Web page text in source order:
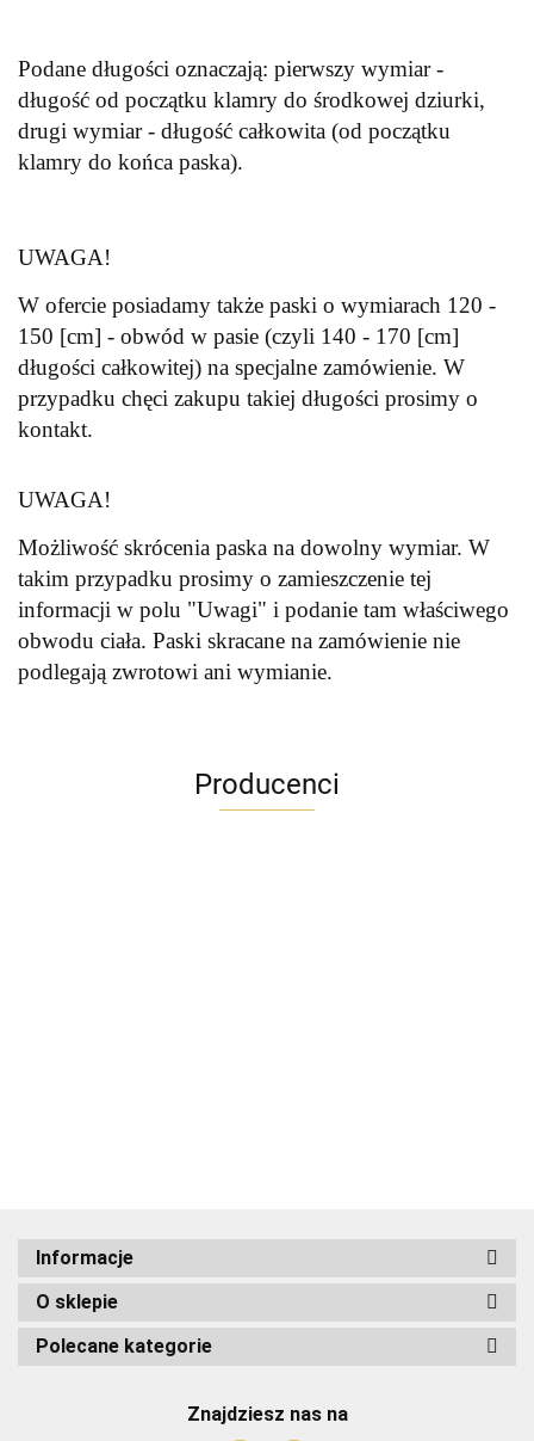
Podane długości oznaczają: pierwszy wymiar -
długość od początku klamry do środkowej dziurki,
drugi wymiar - długość całkowita (od początku
klamry do końca paska).
UWAGA!
W ofercie posiadamy także paski o wymiarach 120 -
150 [cm] - obwód w pasie (czyli 140 - 170 [cm]
długości całkowitej) na specjalne zamówienie. W
przypadku chęci zakupu takiej długości prosimy o
kontakt.
UWAGA!
Możliwość skrócenia paska na dowolny wymiar. W
takim przypadku prosimy o zamieszczenie tej
informacji w polu "Uwagi" i podanie tam właściwego
obwodu ciała. Paski skracane na zamówienie nie
podlegają zwrotowi ani wymianie.
Producenci
Informacje
O sklepie
Polecane kategorie
Znajdziesz nas na